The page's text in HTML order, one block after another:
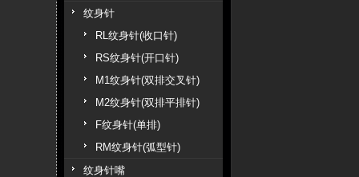
纹身针
RL纹身针(收口针)
RS纹身针(开口针)
M1纹身针(双排交叉针)
M2纹身针(双排平排针)
F纹身针(单排)
RM纹身针(弧型针)
纹身针嘴